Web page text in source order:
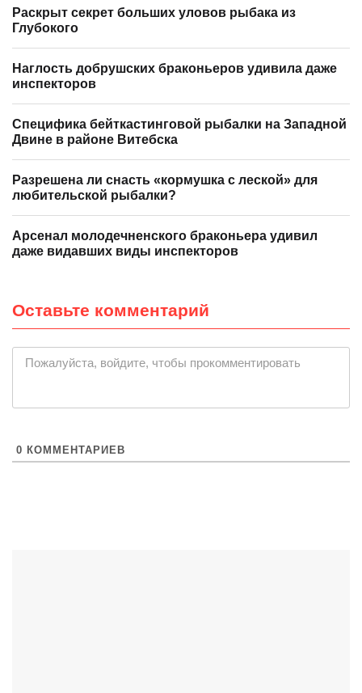
Раскрыт секрет больших уловов рыбака из
Глубокого
Наглость добрушских браконьеров удивила даже
инспекторов
Специфика бейткастинговой рыбалки на Западной
Двине в районе Витебска
Разрешена ли снасть «кормушка с леской» для
любительской рыбалки?
Арсенал молодечненского браконьера удивил
даже видавших виды инспекторов
Оставьте комментарий
Пожалуйста, войдите, чтобы прокомментировать
0 КОММЕНТАРИЕВ